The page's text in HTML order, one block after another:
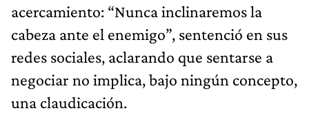
acercamiento: “Nunca inclinaremos la
cabeza ante el enemigo”, sentenció en sus
redes sociales, aclarando que sentarse a
negociar no implica, bajo ningún concepto,
una claudicación.